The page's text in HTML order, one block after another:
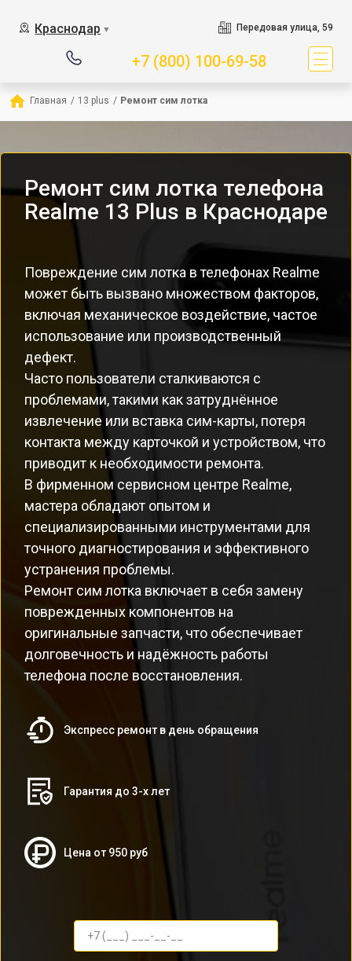
Краснодар ▼ Передовая улица, 59
+7 (800) 100-69-58
Главная / 13 plus / Ремонт сим лотка
Ремонт сим лотка телефона
Realme 13 Plus в Краснодаре
Повреждение сим лотка в телефонах Realme
может быть вызвано множеством факторов,
включая механическое воздействие, частое
использование или производственный
дефект.
Часто пользователи сталкиваются с
проблемами, такими как затруднённое
извлечение или вставка сим-карты, потеря
контакта между карточкой и устройством, что
приводит к необходимости ремонта.
В фирменном сервисном центре Realme,
мастера обладают опытом и
специализированными инструментами для
точного диагностирования и эффективного
устранения проблемы.
Ремонт сим лотка включает в себя замену
поврежденных компонентов на
оригинальные запчасти, что обеспечивает
долговечность и надёжность работы
телефона после восстановления.
Экспресс ремонт в день обращения
Гарантия до 3-х лет
Цена от 950 руб